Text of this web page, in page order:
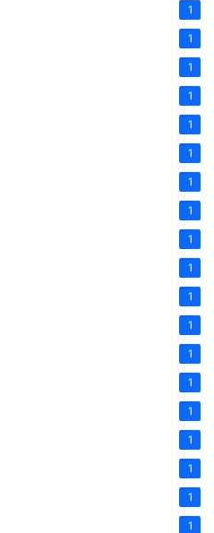
1
1
1
1
1
1
1
1
1
1
1
1
1
1
1
1
1
1
1